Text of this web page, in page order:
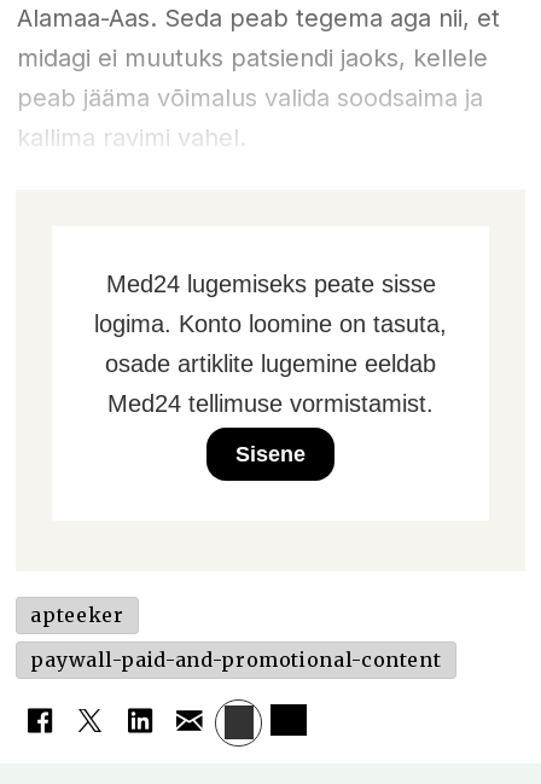
Alamaa-Aas. Seda peab tegema aga nii, et
midagi ei muutuks patsiendi jaoks, kellele
peab jääma võimalus valida soodsaima ja
kallima ravimi vahel.
Med24 lugemiseks peate sisse
logima. Konto loomine on tasuta,
osade artiklite lugemine eeldab
Med24 tellimuse vormistamist.
Sisene
apteeker
paywall-paid-and-promotional-content